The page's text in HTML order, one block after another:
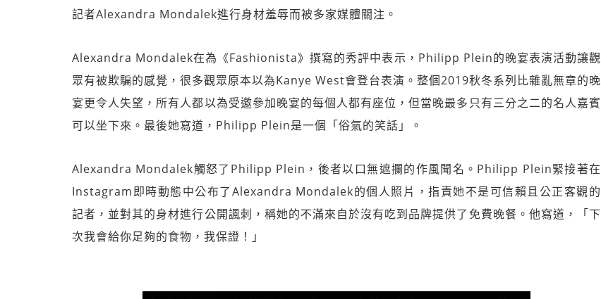
記者Alexandra Mondalek進行身材羞辱而被多家媒體關注。
Alexandra Mondalek在為《Fashionista》撰寫的秀評中表示，Philipp Plein的晚宴表演活動讓觀
眾有被欺騙的感覺，很多觀眾原本以為Kanye West會登台表演。整個2019秋冬系列比雜亂無章的晚
宴更令人失望，所有人都以為受邀參加晚宴的每個人都有座位，但當晚最多只有三分之二的名人嘉賓
可以坐下來。最後她寫道，Philipp Plein是一個「俗氣的笑話」。
Alexandra Mondalek觸怒了Philipp Plein，後者以口無遮攔的作風聞名。Philipp Plein緊接著在
Instagram即時動態中公布了Alexandra Mondalek的個人照片，指責她不是可信賴且公正客觀的
記者，並對其的身材進行公開諷刺，稱她的不滿來自於沒有吃到品牌提供了免費晚餐。他寫道，「下
次我會給你足夠的食物，我保證！」